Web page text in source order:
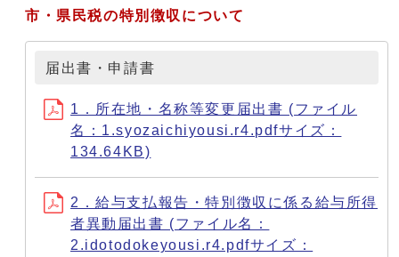
市・県民税の特別徴収について
届出書・申請書
1．所在地・名称等変更届出書 (ファイル
名：1.syozaichiyousi.r4.pdfサイズ：
134.64KB)
2．給与支払報告・特別徴収に係る給与所得
者異動届出書 (ファイル名：
2.idotodokeyousi.r4.pdfサイズ：